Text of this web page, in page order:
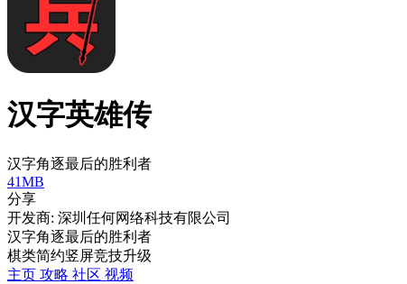
汉字英雄传
汉字角逐最后的胜利者
41MB
分享
开发商: 深圳任何网络科技有限公司
汉字角逐最后的胜利者
棋类简约竖屏竞技升级
主页 攻略 社区 视频